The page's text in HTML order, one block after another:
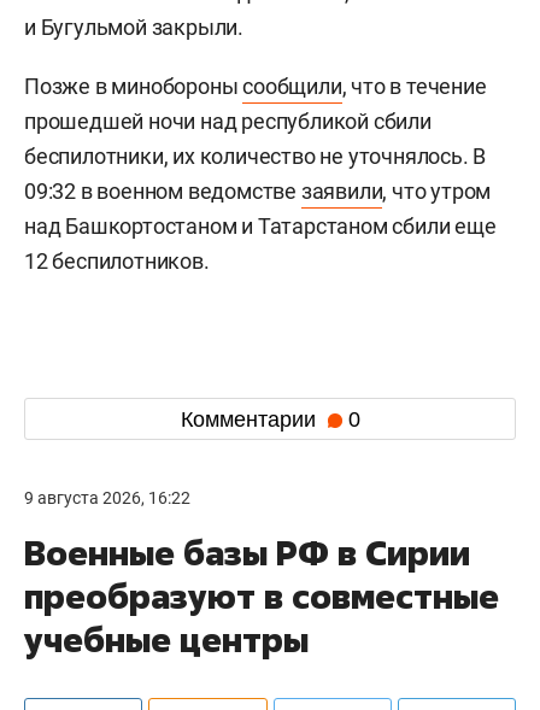
и Бугульмой закрыли.
Позже в миноборонысообщили, что в течение
прошедшей ночи над республикой сбили
беспилотники, их количество не уточнялось. В
09:32 в военном ведомстве заявили, что утром
над Башкортостаном и Татарстаном сбили еще
12 беспилотников.
Комментарии 0
9 августа 2026, 16:22
Военные базы РФ в Сирии
преобразуют в совместные
учебные центры